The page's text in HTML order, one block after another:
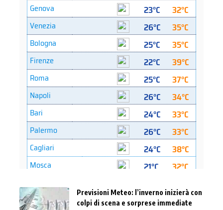
Previsioni Meteo: l’inverno inizierà con
colpi di scena e sorprese immediate